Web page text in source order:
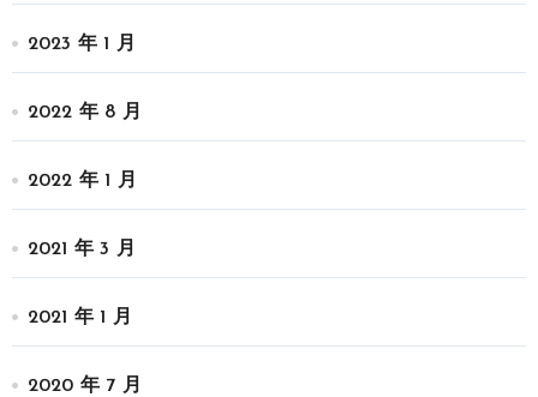
2023 年 1 月
2022 年 8 月
2022 年 1 月
2021 年 3 月
2021 年 1 月
2020 年 7 月